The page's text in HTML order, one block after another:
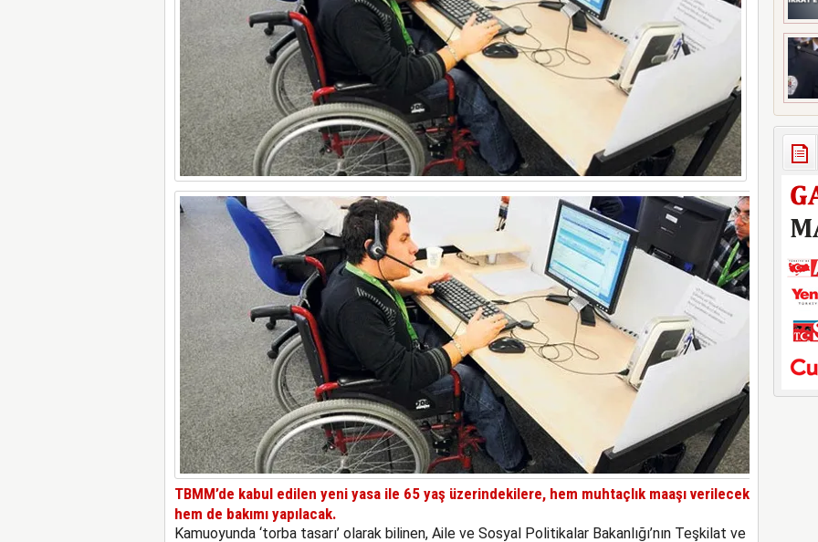
TBMM’de kabul edilen yeni yasa ile 65 yaş üzerindekilere, hem muhtaçlık maaşı verilecek
hem de bakımı yapılacak.
Kamuoyunda ‘torba tasarı’ olarak bilinen, Aile ve Sosyal Politikalar Bakanlığı’nın Teşkilat ve